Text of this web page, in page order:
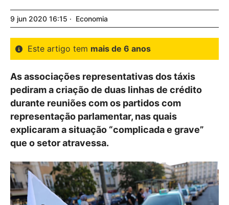
9 jun 2020 16:15 Economia
Este artigo tem mais de 6 anos
As associações representativas dos táxis
pediram a criação de duas linhas de crédito
durante reuniões com os partidos com
representação parlamentar, nas quais
explicaram a situação “complicada e grave”
que o setor atravessa.